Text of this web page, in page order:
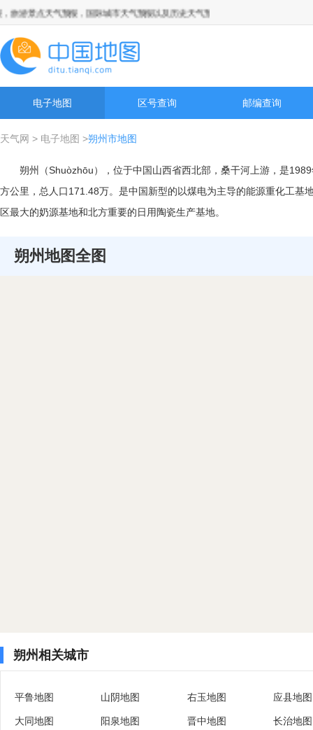
景点天气预报，国际城市天气预报以及历史天气预报查询
电子地图 区号查询 邮编查询
天气网 > 电子地图 >朔州市地图
朔州（Shuòzhōu），位于中国山西省西北部，桑干河上游，是
方公里，总人口171.48万。是中国新型的以煤电为主导的能源重化工基
区最大的奶源基地和北方重要的日用陶瓷生产基地。
朔州地图全图
朔州相关城市
平鲁地图 山阴地图 右玉地图 应县地图
大同地图 阳泉地图 晋中地图 长治地图